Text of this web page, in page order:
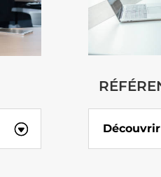
Découvrir